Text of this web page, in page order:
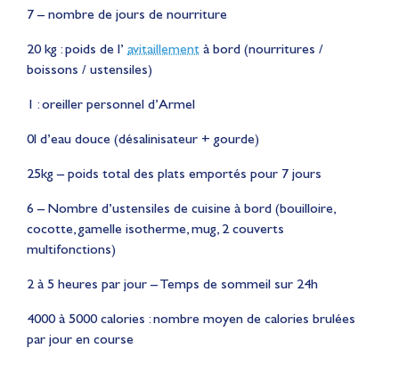
7 – nombre de jours de nourriture
20 kg : poids de l’ avitaillement à bord (nourritures /
boissons / ustensiles)
1 : oreiller personnel d’Armel
0l d’eau douce (désalinisateur + gourde)
25kg – poids total des plats emportés pour 7 jours
6 – Nombre d’ustensiles de cuisine à bord (bouilloire,
cocotte, gamelle isotherme, mug, 2 couverts
multifonctions)
2 à 5 heures par jour – Temps de sommeil sur 24h
4000 à 5000 calories : nombre moyen de calories brulées
par jour en course